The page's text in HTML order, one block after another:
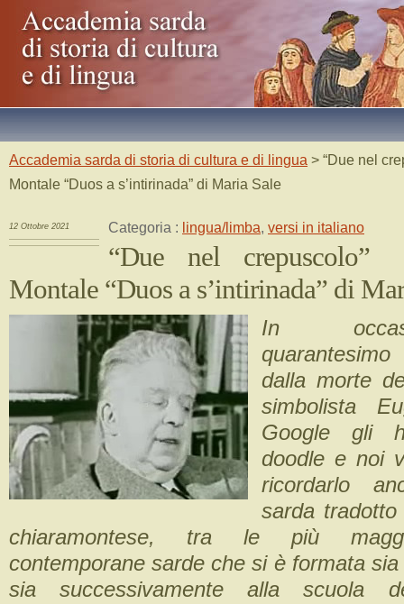
Accademia sarda di storia di cultura e di lingua > “Due nel
Montale “Duos a s’intirinada” di Maria Sale
12 Ottobre 2021 Categoria : lingua/limba, versi in italiano
“Due nel
Montale “Duos a s’intirinada” di
In
dalla morte
simbolista
Google gli
doodle e noi
ricordarlo
sarda
chiaramontese, tra le più
contemporane sarde che si è formata
sia successivamente alla scuola